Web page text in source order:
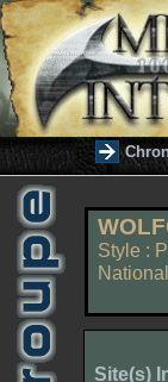
Style :
Site(s)